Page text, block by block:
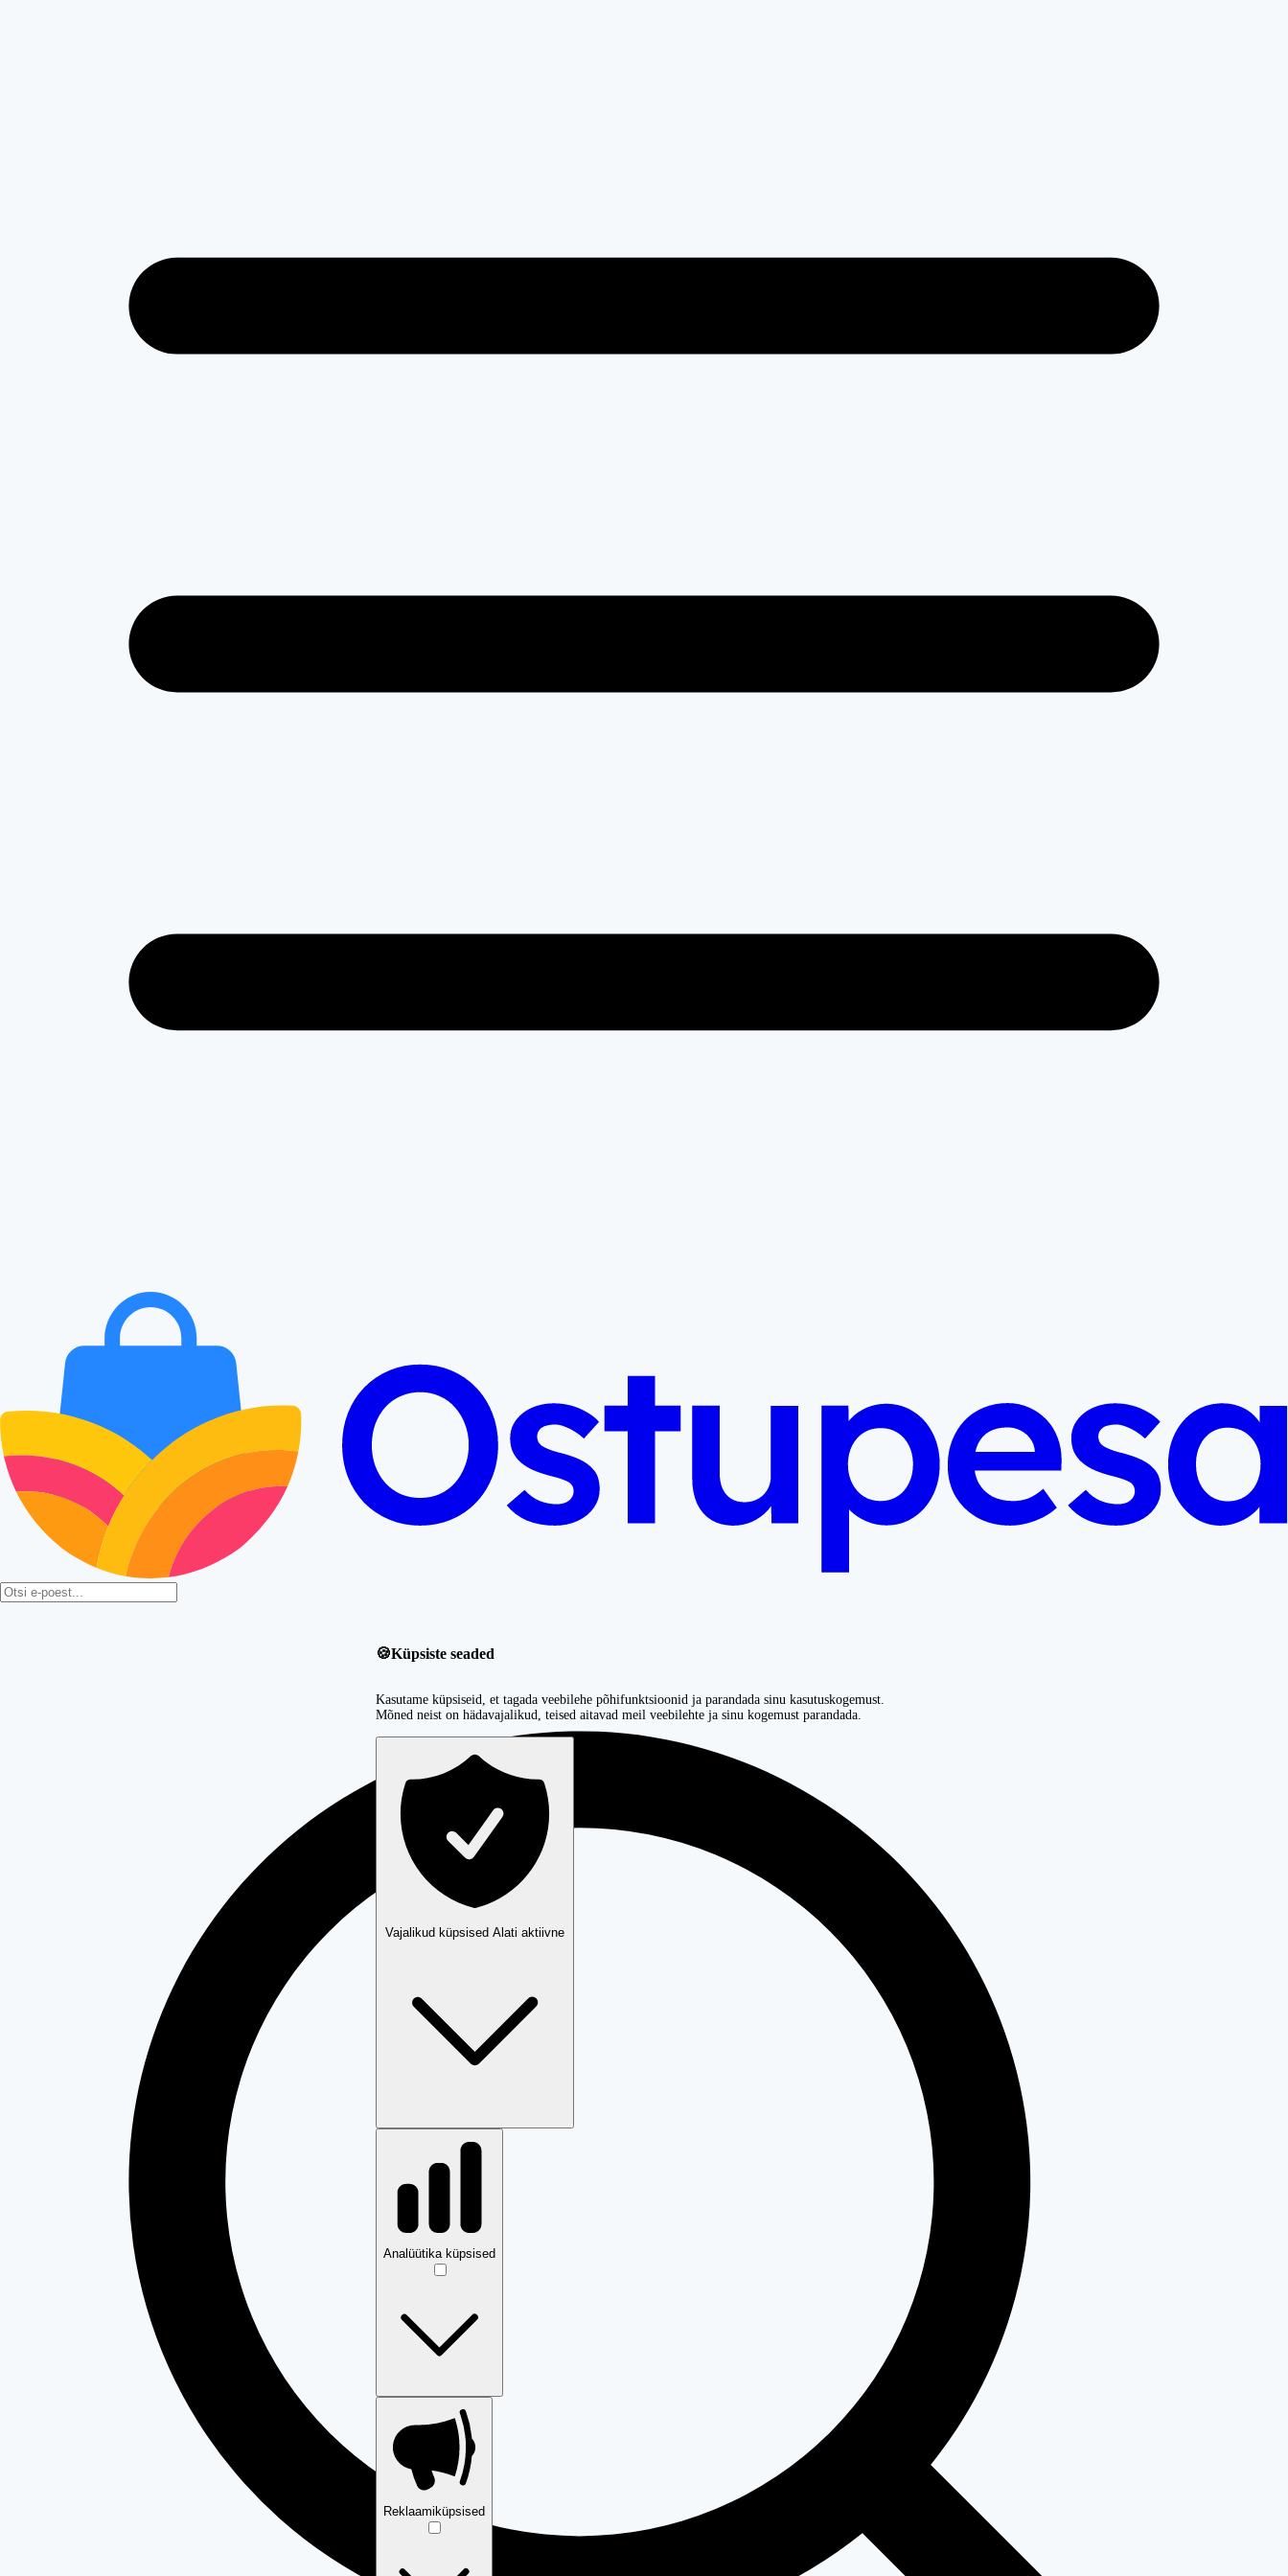
🍪Küpsiste seaded
Kasutame küpsiseid, et tagada veebilehe põhifunktsioonid ja parandada sinu kasutuskogemust.
Mõned neist on hädavajalikud, teised aitavad meil veebilehte ja sinu kogemust parandada.
Vajalikud küpsised
Analüütika küpsised
Reklaamiküpsised